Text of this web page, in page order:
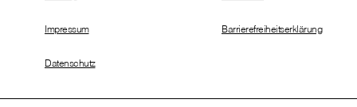
Impressum
Datenschutz
Barrierefreiheitserklärung